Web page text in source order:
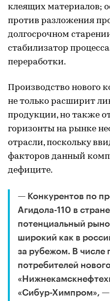
клеящих материалов;
против разложения
долгосрочном
стабилизатор
переработки.
Производство нового
не только расширит
продукции, но также
горизонты на рынке
отрасли, поскольку
факторов данный
дефиците.
— Конкурентов по
Агидола-110 в
потенциальный
широкий как в
за рубежом. В числе
потребителей
«Сибур-Химпром», —